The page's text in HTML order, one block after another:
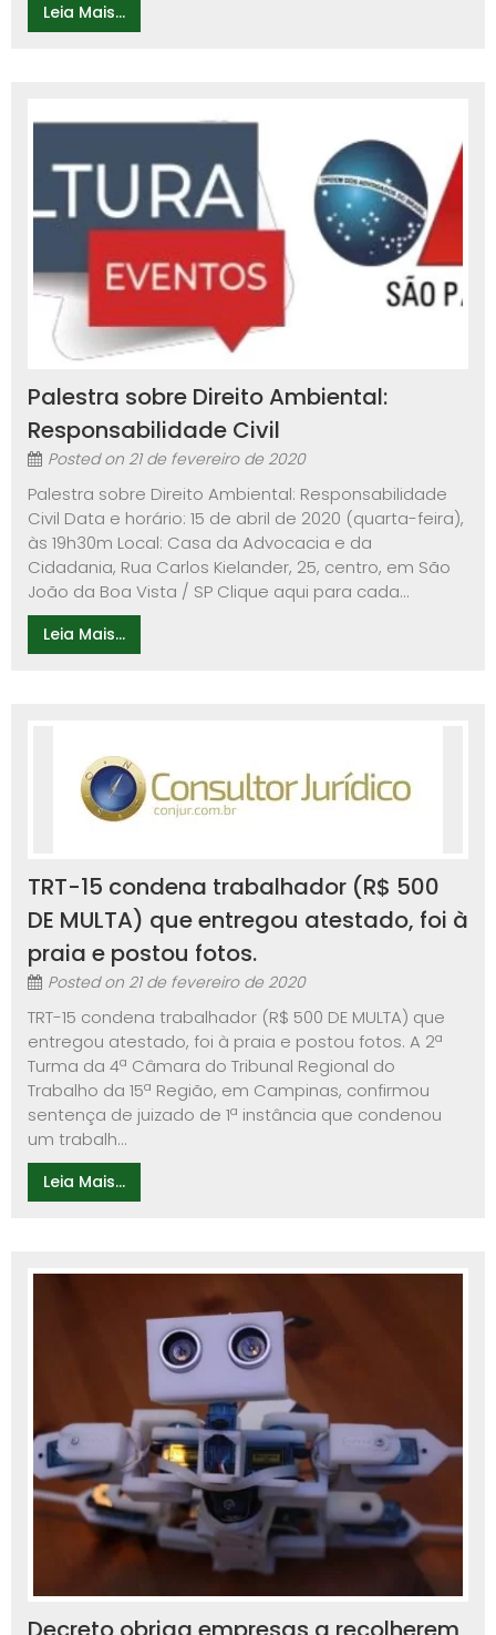
Leia Mais...
Palestra sobre Direito Ambiental:
Responsabilidade Civil
Posted on 21 de fevereiro de 2020
Palestra sobre Direito Ambiental: Responsabilidade
Civil Data e horário: 15 de abril de 2020 (quarta-feira),
às 19h30m Local: Casa da Advocacia e da
Cidadania, Rua Carlos Kielander, 25, centro, em São
João da Boa Vista / SP Clique aqui para cada...
Leia Mais...
TRT-15 condena trabalhador (R$ 500
DE MULTA) que entregou atestado, foi à
praia e postou fotos.
Posted on 21 de fevereiro de 2020
TRT-15 condena trabalhador (R$ 500 DE MULTA) que
entregou atestado, foi à praia e postou fotos. A 2ª
Turma da 4ª Câmara do Tribunal Regional do
Trabalho da 15ª Região, em Campinas, confirmou
sentença de juizado de 1ª instância que condenou
um trabalh...
Leia Mais...